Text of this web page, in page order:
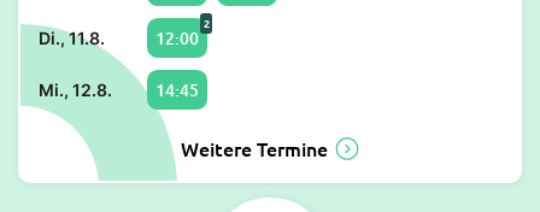
Di., 11.8. 12:00
2
Mi., 12.8. 14:45
Weitere Termine